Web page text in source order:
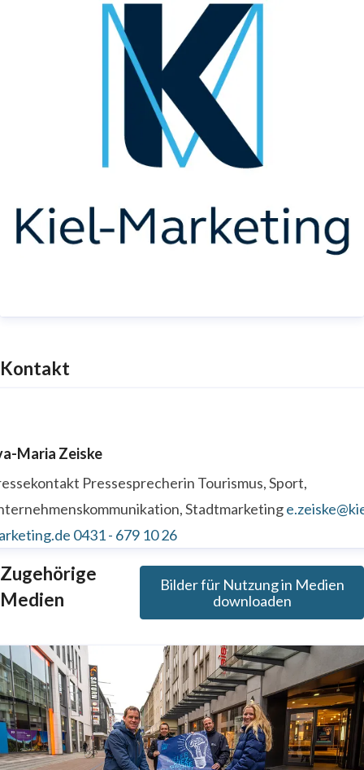
Kontakt
Maria Zeiske
Pressesprecherin Tourismus, Sport,
Stadtmarketing
0431 - 679 10 26
Zugehörige
Medien
Bilder für Nutzung in Medien
downloaden